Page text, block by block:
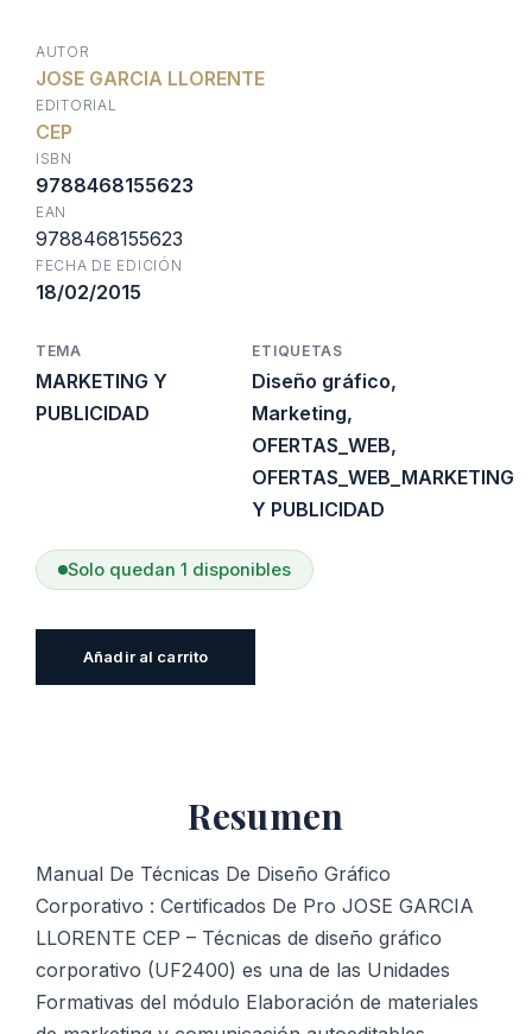
original
era:
$25.100.
actual
AUTOR
JOSE GARCIA LLORENTE
EDITORIAL
CEP
ISBN
9788468155623
EAN
9788468155623
FECHA DE EDICIÓN
18/02/2015
TEMA
MARKETING Y
PUBLICIDAD
ETIQUETAS
Diseño gráfico,
Marketing,
OFERTAS_WEB,
OFERTAS_WEB_MARKETING
Y PUBLICIDAD
Solo quedan 1 disponibles
:
Certificados
De
Pro
cantidad
Añadir al carrito
Resumen
Manual De Técnicas De Diseño Gráfico
Corporativo : Certificados De Pro JOSE GARCIA
LLORENTE CEP – Técnicas de diseño gráfico
corporativo (UF2400) es una de las Unidades
Formativas del módulo Elaboración de materiales